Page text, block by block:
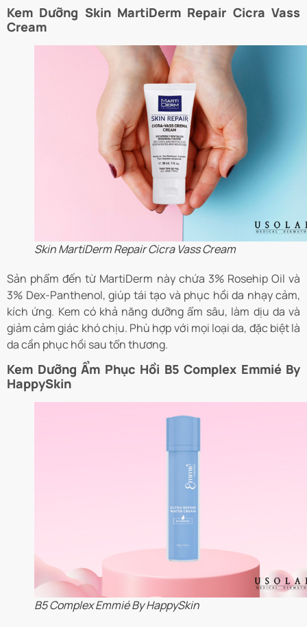
Kem Dưỡng Skin MartiDerm Repair Cicra Vass
Cream
Skin MartiDerm Repair Cicra Vass Cream
Sản phẩm đến từ MartiDerm này chứa 3% Rosehip Oil và
3% Dex-Panthenol, giúp tái tạo và phục hồi da nhạy cảm,
kích ứng. Kem có khả năng dưỡng ẩm sâu, làm dịu da và
giảm cảm giác khó chịu. Phù hợp với mọi loại da, đặc biệt là
da cần phục hồi sau tổn thương.
Kem Dưỡng Ẩm Phục Hồi B5 Complex Emmié By
HappySkin
B5 Complex Emmié By HappySkin